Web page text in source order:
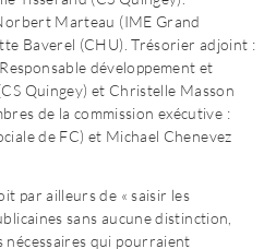
Marteau (IME Grand
Baverel (CHU). Trésorier adjoint :
développement et
Quingey) et Christelle Masson
de la commission exécutive :
de FC) et Michael Chenevez
par ailleurs de « saisir les
sans aucune distinction,
nécessaires qui pourraient